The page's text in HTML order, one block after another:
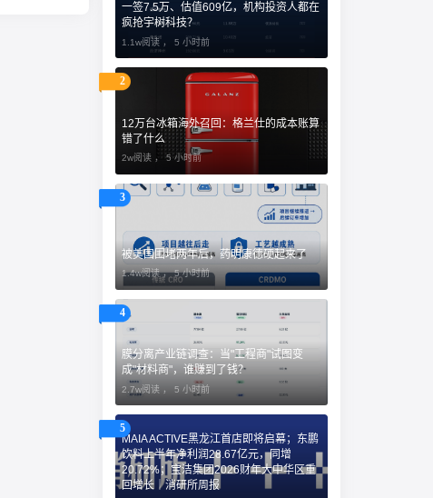
一签7.5万、估值609亿，机构投资人都在
疯抢宇树科技？
1.1w阅读 ， 5 小时前
2
12万台冰箱海外召回：格兰仕的成本账算
错了什么
2w阅读 ，5 小时前
3
被美国围堵两年后，药明康德硬起来了
1.4w阅读 ，5 小时前
4
膜分离产业链调查：当"工程商"试图变
成"材料商"，谁赚到了钱？
2.7w阅读 ， 5 小时前
5
MAIA ACTIVE黑龙江首店即将启幕；东鹏
饮料上半年净利润28.67亿元，同增
20.72%；宝洁集团2026财年大中华区重
回增长｜消研所周报